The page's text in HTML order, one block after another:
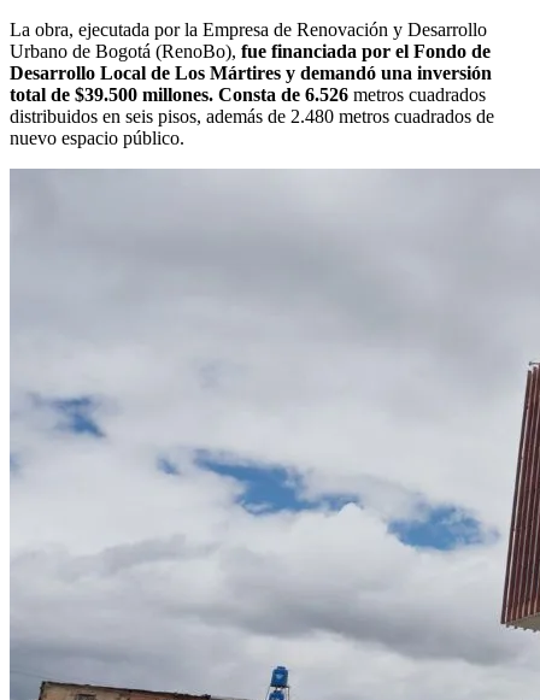
La obra, ejecutada por la Empresa de Renovación y Desarrollo
Urbano de Bogotá (RenoBo), fue financiada por el Fondo de
Desarrollo Local de Los Mártires y demandó una inversión
total de $39.500 millones. Consta de 6.526 metros cuadrados
distribuidos en seis pisos, además de 2.480 metros cuadrados de
nuevo espacio público.